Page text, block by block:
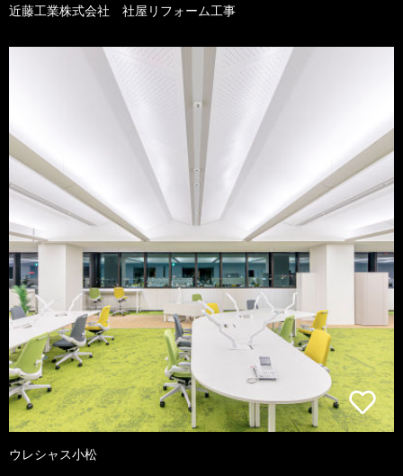
近藤工業株式会社 社屋リフォーム工事
ウレシャス小松